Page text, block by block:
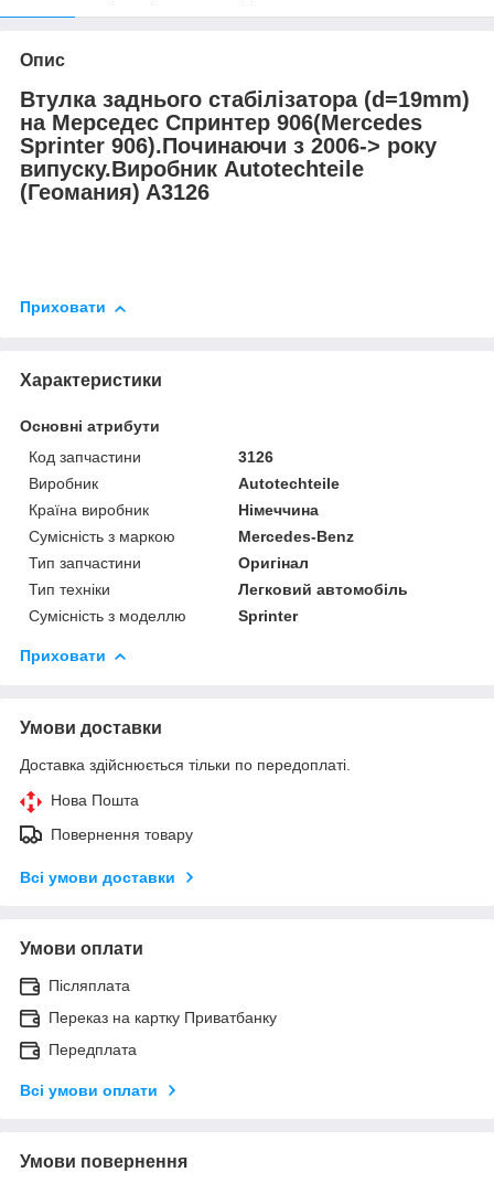
Опис
Втулка заднього стабілізатора (d=19mm)
на Мерседес Спринтер 906(Mercedes
Sprinter 906).Починаючи з 2006-> року
випуску.Виробник Autotechteile
(Геомания) A3126
Приховати
Характеристики
Основні атрибути
Код запчастини
3126
Виробник
Autotechteile
Країна виробник
Німеччина
Сумісність з маркою
Mercedes-Benz
Тип запчастини
Оригінал
Тип техніки
Легковий автомобіль
Сумісність з моделлю
Sprinter
Приховати
Умови доставки
Доставка здійснюється тільки по передоплаті.
Нова Пошта
Повернення товару
Всі умови доставки
Умови оплати
Післяплата
Переказ на картку Приватбанку
Передплата
Всі умови оплати
Умови повернення